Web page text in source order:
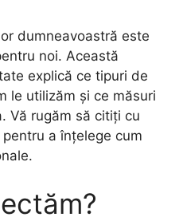
dumneavoastră este
noi. Această
explică ce tipuri de
le utilizăm și ce măsuri
Vă rugăm să citiți cu
a înțelege cum